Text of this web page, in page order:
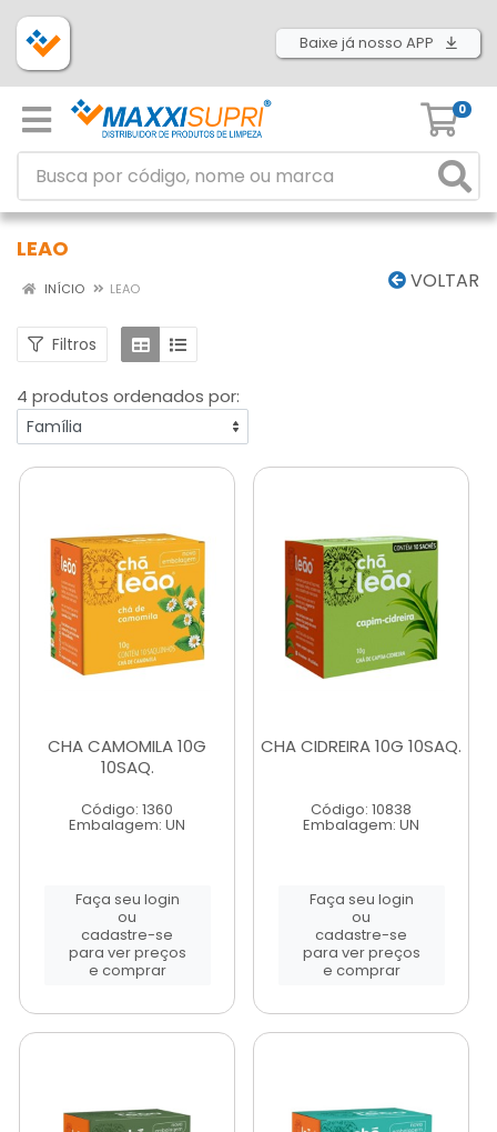
Baixe já nosso APP
0
LEAO
VOLTAR
INÍCIO LEAO
Filtros
4 produtos ordenados por:
CHA CAMOMILA 10G
10SAQ.
Código: 1360
Embalagem: UN
Faça seu login
ou
cadastre-se
para ver preços
e comprar
CHA CIDREIRA 10G 10SAQ.
Código: 10838
Embalagem: UN
Faça seu login
ou
cadastre-se
para ver preços
e comprar